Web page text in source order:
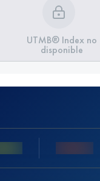
UTMB® Index no
disponible